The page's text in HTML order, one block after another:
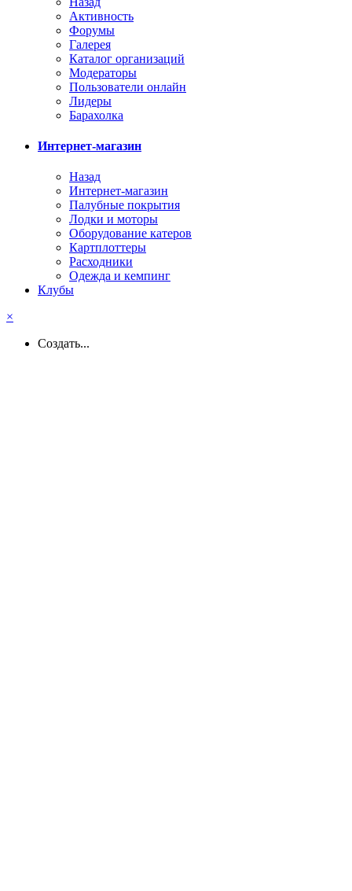
Активность
Форумы
Галерея
Каталог организаций
Модераторы
Пользователи онлайн
Лидеры
Барахолка
Интернет-магазин
Назад
Интернет-магазин
Палубные покрытия
Лодки и моторы
Оборудование катеров
Картплоттеры
Расходники
Одежда и кемпинг
Клубы
×
Создать...